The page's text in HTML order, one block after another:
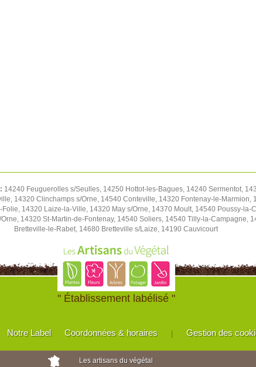
14240 Feuguerolles s/Seulles, 14250 Hottot-les-Bagues, 14240 Sermentot,
14320 Clinchamps s/Orne, 14540 Conteville, 14320 Fontenay-le-Marmion,
14320 Laize-la-Ville, 14320 May s/Orne, 14370 Moult, 14540 Poussy-la-
14320 St-Martin-de-Fontenay, 14540 Soliers, 14540 Tilly-la-Campagne,
Bretteville-le-Rabet, 14680 Bretteville s/Laize, 14190 Cauvicourt
" Établissement labélisé "
Notre Label Coordonnées & horaires Gestion des
Les artisans du végétal